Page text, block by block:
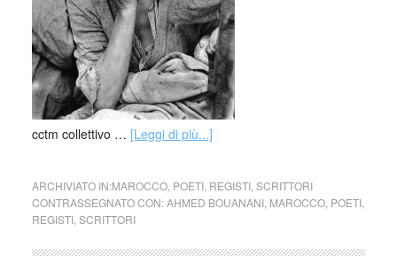
cctm collettivo … [Leggi di più...]
ARCHIVIATO IN:MAROCCO, POETI, REGISTI, SCRITTORI
CONTRASSEGNATO CON:AHMED BOUANANI, MAROCCO, POETI,
REGISTI, SCRITTORI